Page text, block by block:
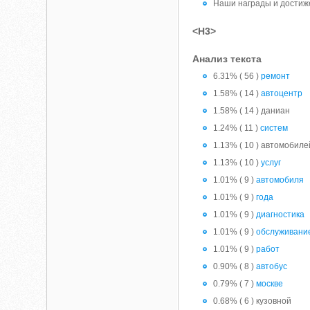
Наши награды и
<H3>
Анализ текста
6.31% ( 56 )ремонт
1.58% ( 14 )автоцентр
1.58% ( 14 ) даниан
1.24% ( 11 )систем
1.13% ( 10 )
1.13% ( 10 )услуг
1.01% ( 9 )автомобиля
1.01% ( 9 )года
1.01% ( 9 )диагностика
1.01% ( 9 )
1.01% ( 9 )работ
0.90% ( 8 )автобус
0.79% ( 7 )москве
0.68% ( 6 ) кузовной